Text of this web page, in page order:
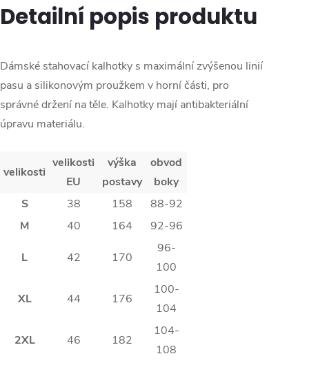
Detailní popis produktu
Dámské stahovací kalhotky s maximální zvýšenou linií
pasu a silikonovým proužkem v horní části, pro
správné držení na těle. Kalhotky mají antibakteriální
úpravu materiálu.
velikosti
velikosti
EU
výška
postavy
obvod
boky
S
38 158
88-92
M
40 164 92-96
L 42 170
96-
100
XL 44 176
100-
104
2XL 46 182
104-
108